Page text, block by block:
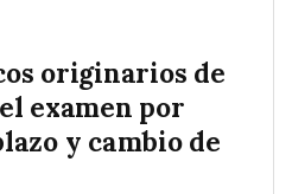
originarios de
examen por
y cambio de